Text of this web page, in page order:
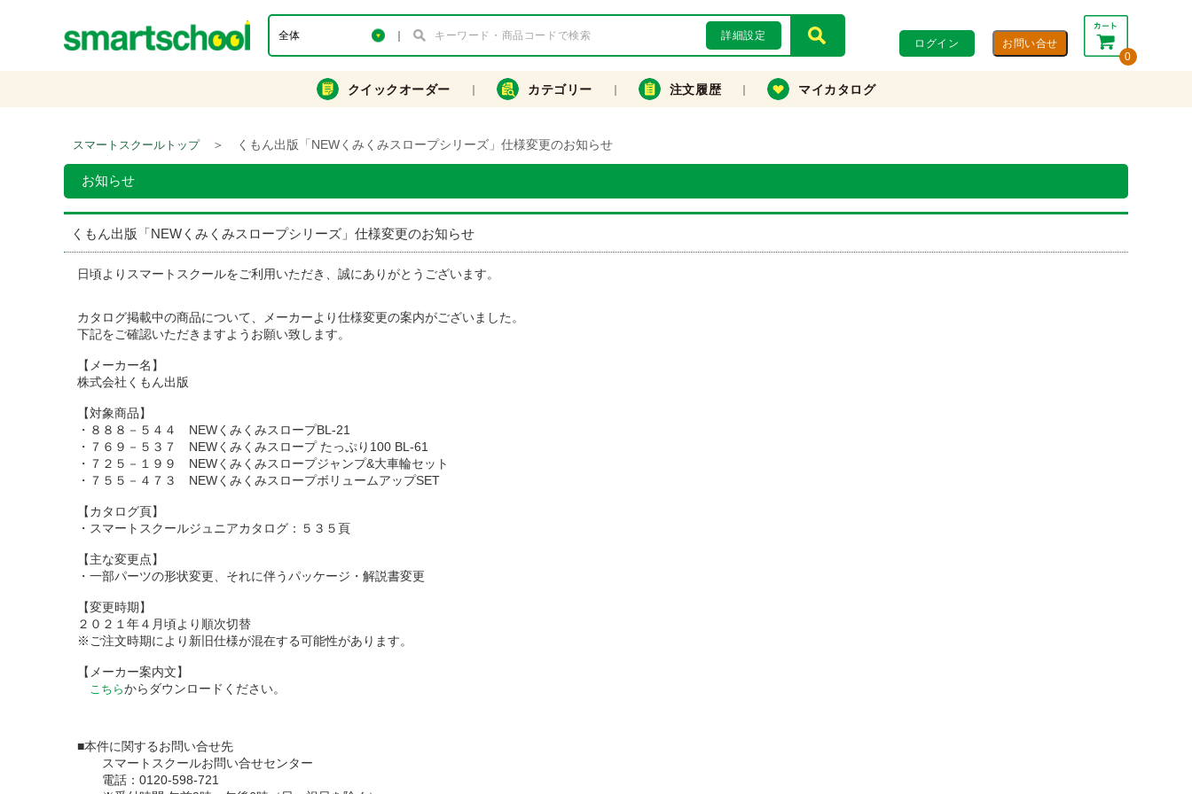
詳細設定
ログイン
0
合計： 0円
カートを見る・注文する
クイックオーダー カテゴリー 注文履歴 マイカタログ
スマートスクールトップ ＞ くもん出版「NEWくみくみスロープシリーズ」仕様変更のお知らせ
お知らせ
くもん出版「NEWくみくみスロープシリーズ」仕様変更のお知らせ
日頃よりスマートスクールをご利用いただき、誠にありがとうございます。
カタログ掲載中の商品について、メーカーより仕様変更の案内がございました。
下記をご確認いただきますようお願い致します。
【メーカー名】
株式会社くもん出版
【対象商品】
・８８８－５４４ NEWくみくみスロープBL-21
・７６９－５３７ NEWくみくみスロープ たっぷり100 BL-61
・７２５－１９９ NEWくみくみスロープジャンプ&大車輪セット
・７５５－４７３ NEWくみくみスロープボリュームアップSET
【カタログ頁】
・スマートスクールジュニアカタログ：５３５頁
【主な変更点】
・一部パーツの形状変更、それに伴うパッケージ・解説書変更
【変更時期】
２０２１年４月頃より順次切替
※ご注文時期により新旧仕様が混在する可能性があります。
【メーカー案内文】
こちらからダウンロードください。
■本件に関するお問い合せ先
スマートスクールお問い合せセンター
電話：0120-598-721